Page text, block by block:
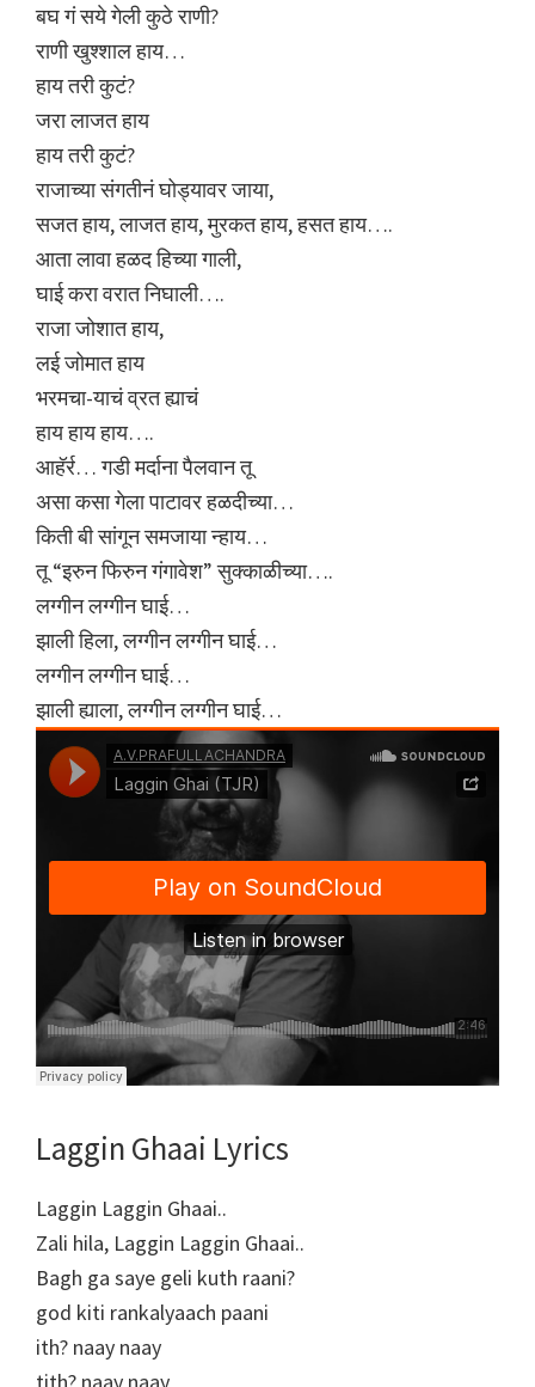
बघ गं सये गेली कुठे राणी?
राणी खुश्शाल हाय…
हाय तरी कुटं?
जरा लाजत हाय
हाय तरी कुटं?
राजाच्या संगतीनं घोड्यावर जाया,
सजत हाय, लाजत हाय, मुरकत हाय, हसत हाय….
आता लावा हळद हिच्या गाली,
घाई करा वरात निघाली….
राजा जोशात हाय,
लई जोमात हाय
भरमचा-याचं व्रत ह्याचं
हाय हाय हाय….
आहॅर्र… गडी मर्दाना पैलवान तू
असा कसा गेला पाटावर हळदीच्या…
किती बी सांगून समजाया न्हाय…
तू “इरुन फिरुन गंगावेश” सुक्काळीच्या….
लग्गीन लग्गीन घाई…
झाली हिला, लग्गीन लग्गीन घाई…
लग्गीन लग्गीन घाई…
झाली ह्याला, लग्गीन लग्गीन घाई…
Laggin Ghaai Lyrics
Laggin Laggin Ghaai..
Zali hila, Laggin Laggin Ghaai..
Bagh ga saye geli kuth raani?
god kiti rankalyaach paani
ith? naay naay
tith? naay naay